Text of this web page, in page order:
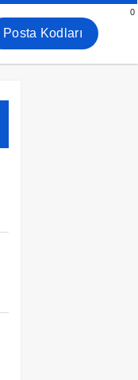
Posta Kodları
0